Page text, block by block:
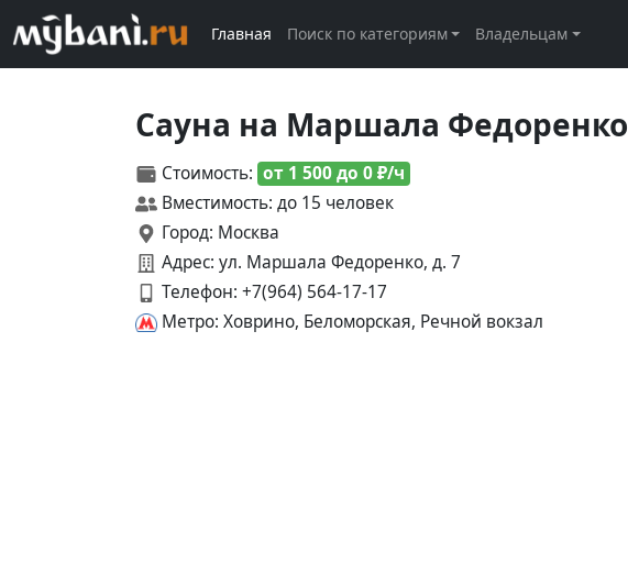
Главная Поиск по категориям Владельцам
Сауна на Маршала Федоренко
Стоимость: от 1 500 до 0 ₽/ч
Вместимость: до 15 человек
Город: Москва
Адрес: ул. Маршала Федоренко, д. 7
Телефон: +7(964) 564-17-17
Метро: Ховрино, Беломорская, Речной вокзал